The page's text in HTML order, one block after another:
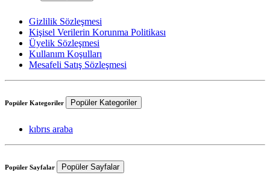
Gizlilik Sözleşmesi
Kişisel Verilerin Korunma Politikası
Üyelik Sözleşmesi
Kullanım Koşulları
Mesafeli Satış Sözleşmesi
Popüler Kategoriler Popüler Kategoriler
kıbrıs araba
Popüler Sayfalar Popüler Sayfalar